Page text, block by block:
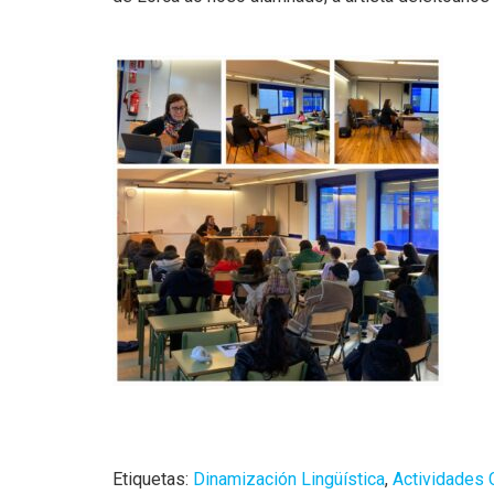
Etiquetas: Dinamización Lingüística, Actividades